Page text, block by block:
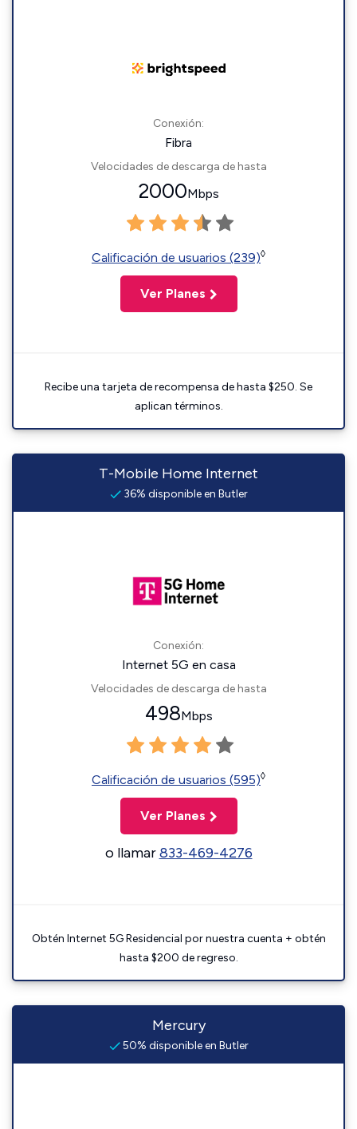
Conexión:
Fibra
Velocidades de descarga de hasta
2000Mbps
Calificación de usuarios (239)◊
Ver Planes
Recibe una tarjeta de recompensa de hasta $250. Se
aplican términos.
T-Mobile Home Internet
36% disponible en Butler
Conexión:
Internet 5G en casa
Velocidades de descarga de hasta
498Mbps
Calificación de usuarios (595)◊
Ver Planes
o llamar833-469-4276
Obtén Internet 5G Residencial por nuestra cuenta + obtén
hasta $200 de regreso.
Mercury
50% disponible en Butler